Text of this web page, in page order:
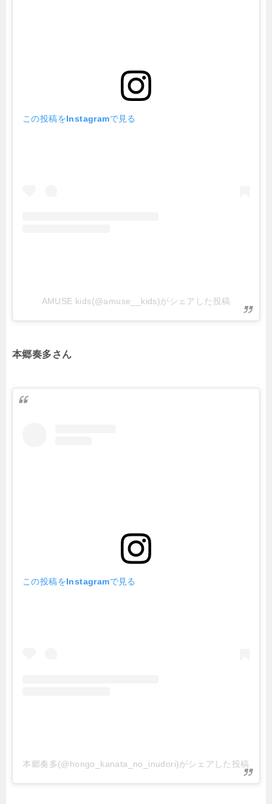
この投稿をInstagramで見る
AMUSE kids(@amuse__kids)がシェアした投稿
本郷奏多さん
この投稿をInstagramで見る
本郷奏多(@hongo_kanata_no_inudori)がシェアした投稿